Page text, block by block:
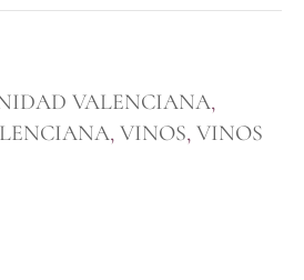
VALENCIANA,
, VINOS, VINOS